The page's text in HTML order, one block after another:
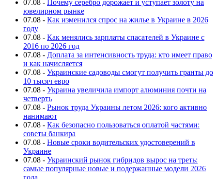
07.08 - Почему серебро дорожает и уступает золоту на
ювелирном рынке
07.08 - Как изменился спрос на жилье в Украине в 2026
году
07.08 - Как менялись зарплаты спасателей в Украине с
2016 по 2026 год
07.08 - Доплата за интенсивность труда: кто имеет право
и как начисляется
07.08 - Украинские садоводы смогут получить гранты до
10 тысяч евро
07.08 - Украина увеличила импорт алюминия почти на
четверть
07.08 - Рынок труда Украины летом 2026: кого активно
нанимают
07.08 - Как безопасно пользоваться оплатой частями:
советы банкира
07.08 - Новые сроки водительских удостоверений в
Украине
07.08 - Украинский рынок гибридов вырос на треть:
самые популярные новые и подержанные модели 2026
года